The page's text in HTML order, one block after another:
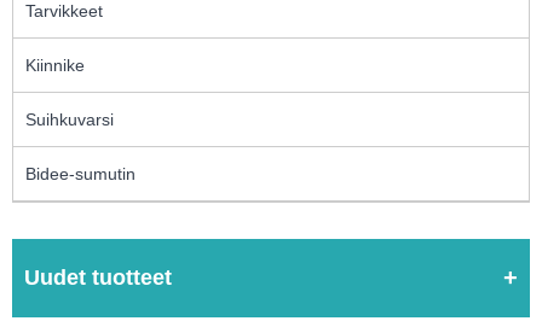
Tarvikkeet
Kiinnike
Suihkuvarsi
Bidee-sumutin
Uudet tuotteet